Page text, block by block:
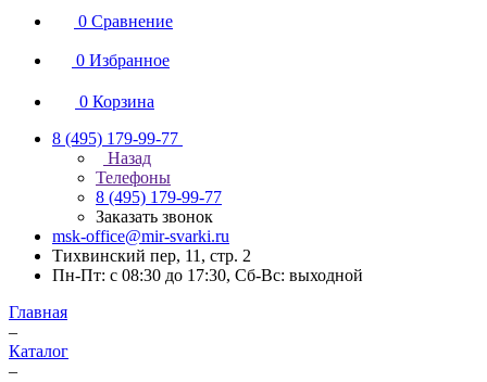
0 Сравнение
0 Избранное
0 Корзина
8 (495) 179-99-77
Назад
Телефоны
8 (495) 179-99-77
Заказать звонок
msk-office@mir-svarki.ru
Тихвинский пер, 11, стр. 2
Пн-Пт: с 08:30 до 17:30, Сб-Вс: выходной
Главная
–
Каталог
–